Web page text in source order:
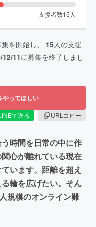
支援者数15 人
を開始し、 15人の支援
12/11に募集を終了しまし
やってほしい
で送る
URLコピー
時間を日常の中に作
心が離れている現在
います。距離を超え
輪を広げたい。そん
規模のオンライン難